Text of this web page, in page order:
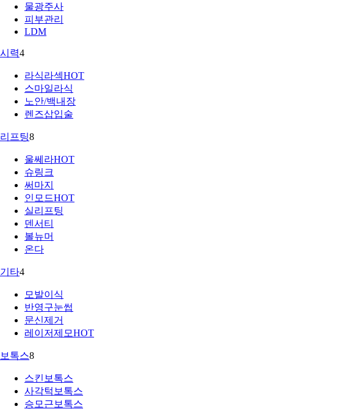
물광주사
피부관리
LDM
시력4
라식라섹HOT
스마일라식
노안/백내장
렌즈삽입술
리프팅8
울쎄라HOT
슈링크
써마지
인모드HOT
실리프팅
덴서티
볼뉴머
온다
기타4
모발이식
반영구눈썹
문신제거
레이저제모HOT
보톡스8
스킨보톡스
사각턱보톡스
승모근보톡스